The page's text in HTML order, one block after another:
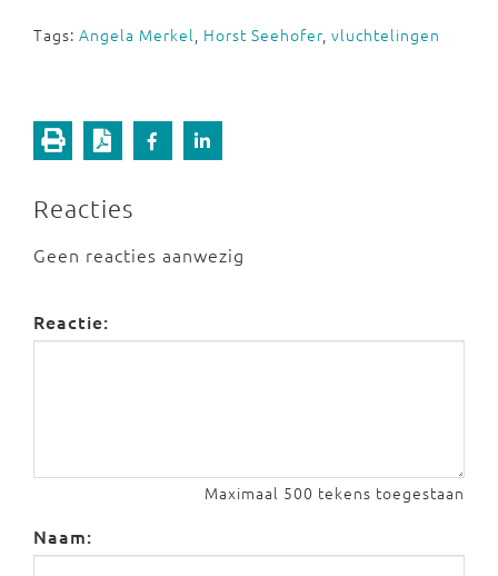
Tags: Angela Merkel, Horst Seehofer, vluchtelingen
Reacties
Geen reacties aanwezig
Reactie:
Maximaal 500 tekens toegestaan
Naam: